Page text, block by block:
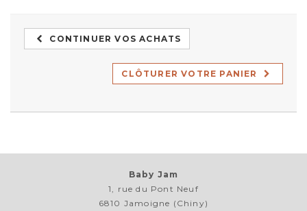
CONTINUER VOS ACHATS
CLÔTURER VOTRE PANIER
Baby Jam
1, rue du Pont Neuf
6810 Jamoigne (Chiny)